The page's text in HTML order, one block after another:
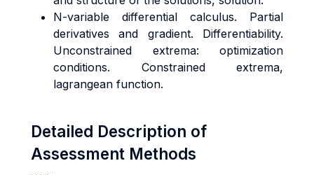
N-variable differential calculus. Partial
derivatives and gradient. Differentiability.
Unconstrained extrema: optimization
conditions. Constrained extrema,
lagrangean function.
Detailed Description of
Assessment Methods